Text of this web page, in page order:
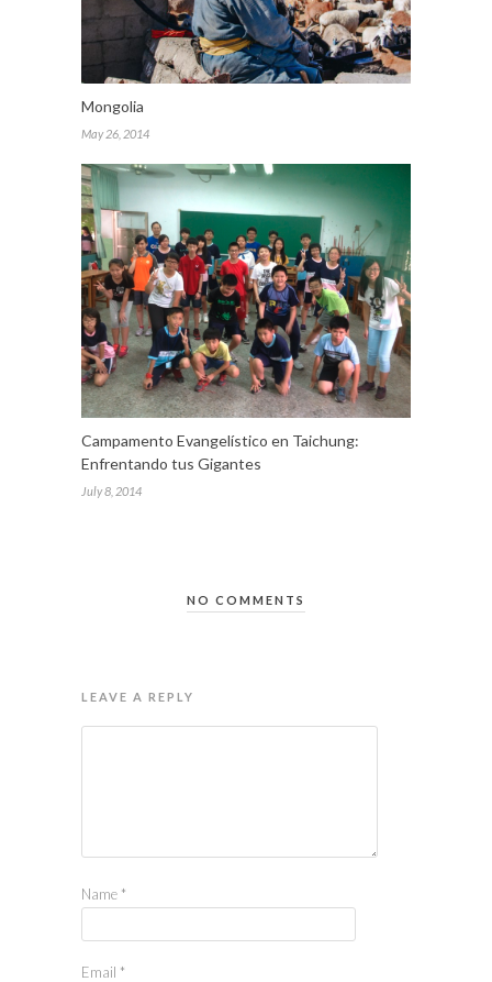
Mongolia
May 26, 2014
Campamento Evangelístico en Taichung:
Enfrentando tus Gigantes
July 8, 2014
NO COMMENTS
LEAVE A REPLY
Name *
Email *